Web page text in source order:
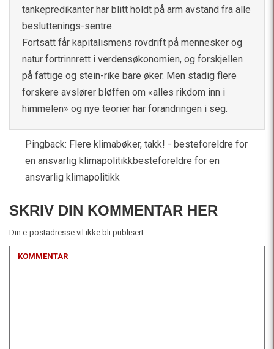
tankepredikanter har blitt holdt på arm avstand fra alle
besluttenings-sentre.
Fortsatt får kapitalismens rovdrift på mennesker og
natur fortrinnrett i verdensøkonomien, og forskjellen
på fattige og stein-rike bare øker. Men stadig flere
forskere avslører bløffen om «alles rikdom inn i
himmelen» og nye teorier har forandringen i seg.
Pingback: Flere klimabøker, takk! - besteforeldre for
en ansvarlig klimapolitikkbesteforeldre for en
ansvarlig klimapolitikk
SKRIV DIN KOMMENTAR HER
Din e-postadresse vil ikke bli publisert.
KOMMENTAR